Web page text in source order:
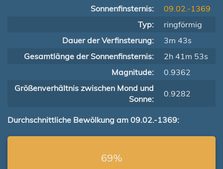
Sonnenfinsternis:
09.02.-1369
Typ:
ringförmig
Dauer der Verfinsterung:
3m 43s
Gesamtlänge der Sonnenfinsternis:
2h 41m 53s
Magnitude:
0.9362
Größenverhältnis zwischen Mond und
Sonne:
0.9282
Durchschnittliche Bewölkung am 09.02.-1369:
69%